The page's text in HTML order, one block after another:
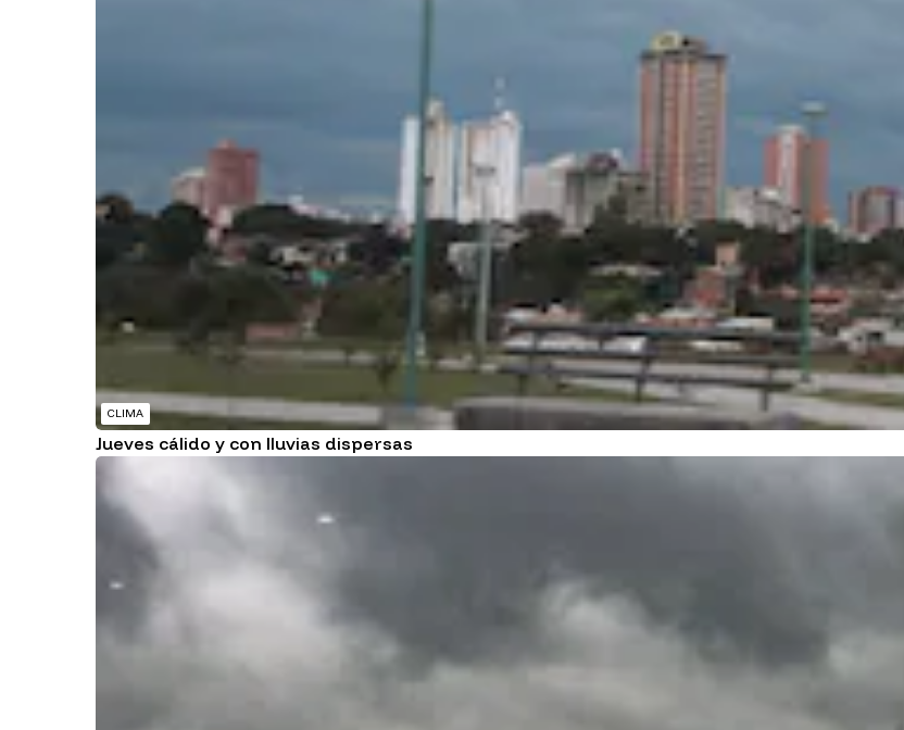
CLIMA
Jueves cálido y con lluvias dispersas